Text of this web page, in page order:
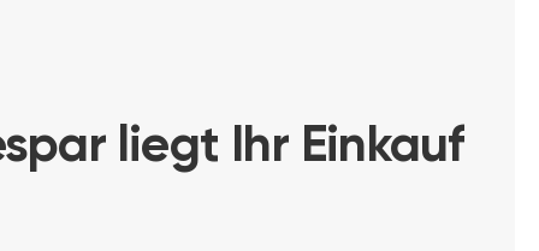
liegt Ihr Einkauf